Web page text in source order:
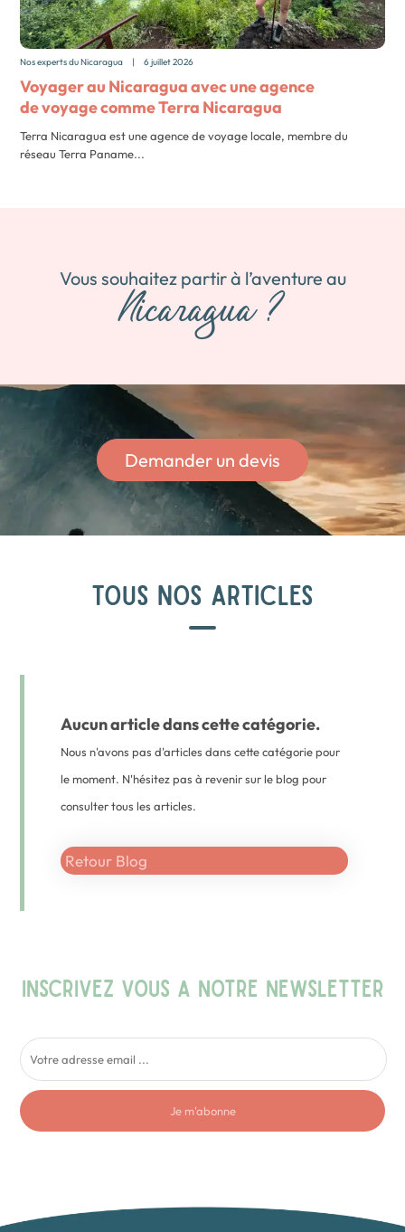
Nos experts du Nicaragua | 6 juillet 2026
Voyager au Nicaragua avec une agence
de voyage comme Terra Nicaragua
Terra Nicaragua est une agence de voyage locale, membre du
réseau Terra Paname...
Vous souhaitez partir à l’aventure au
Nicaragua ?
Demander un devis
TOUS NOS ARTICLES
Aucun article dans cette catégorie.
Nous n'avons pas d'articles dans cette catégorie pour
le moment. N'hésitez pas à revenir sur le blog pour
consulter tous les articles.
Retour Blog
INSCRIVEZ VOUS A NOTRE NEWSLETTER
Je m'abonne